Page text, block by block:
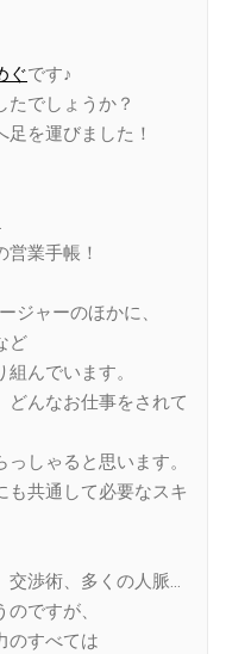
ぐです♪
たでしょうか？
を運びました！
業手帳！
ジャーのほかに、
ど
んでいます。
どんなお仕事をされて
しゃると思います。
も共通して必要なスキ
交渉術、多くの人脈…
ですが、
のすべては